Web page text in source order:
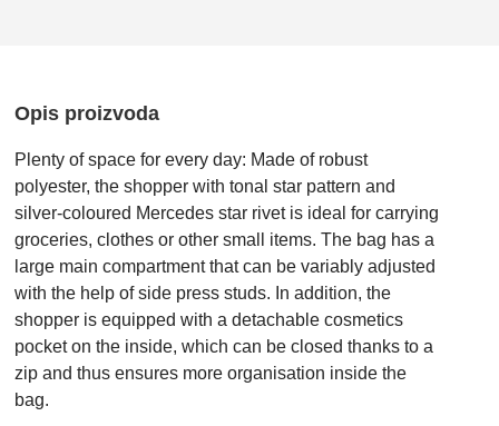
Opis proizvoda
Plenty of space for every day: Made of robust
polyester, the shopper with tonal star pattern and
silver-coloured Mercedes star rivet is ideal for carrying
groceries, clothes or other small items. The bag has a
large main compartment that can be variably adjusted
with the help of side press studs. In addition, the
shopper is equipped with a detachable cosmetics
pocket on the inside, which can be closed thanks to a
zip and thus ensures more organisation inside the
bag.